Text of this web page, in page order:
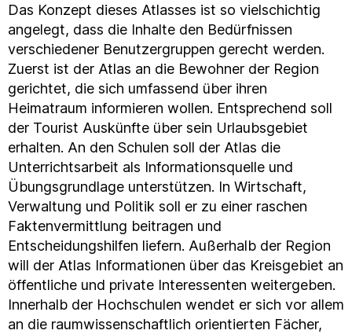
Das Konzept dieses Atlasses ist so vielschichtig
angelegt, dass die Inhalte den Bedürfnissen
verschiedener Benutzergruppen gerecht werden.
Zuerst ist der Atlas an die Bewohner der Region
gerichtet, die sich umfassend über ihren
Heimatraum informieren wollen. Entsprechend soll
der Tourist Auskünfte über sein Urlaubsgebiet
erhalten. An den Schulen soll der Atlas die
Unterrichtsarbeit als Informationsquelle und
Übungsgrundlage unterstützen. In Wirtschaft,
Verwaltung und Politik soll er zu einer raschen
Faktenvermittlung beitragen und
Entscheidungshilfen liefern. Außerhalb der Region
will der Atlas Informationen über das Kreisgebiet an
öffentliche und private Interessenten weitergeben.
Innerhalb der Hochschulen wendet er sich vor allem
an die raumwissenschaftlich orientierten Fächer,